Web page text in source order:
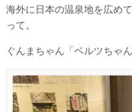
海外に日本の温泉地を広め
って。
ぐんまちゃん「ベルツちゃ